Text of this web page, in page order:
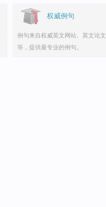
权威例句
例句来自权威英文网站、英文论文
等，提供最专业的例句。